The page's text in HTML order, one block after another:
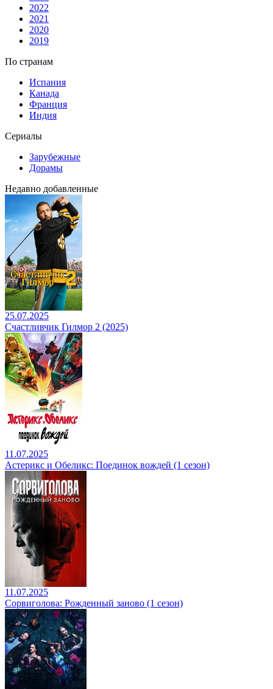
2022
2021
2020
2019
По странам
Испания
Канада
Франция
Индия
Сериалы
Зарубежные
Дорамы
Недавно добавленные
25.07.2025
Счастливчик Гилмор 2 (2025)
11.07.2025
Астерикс и Обеликс: Поединок вождей (1 сезон)
11.07.2025
Сорвиголова: Рожденный заново (1 сезон)